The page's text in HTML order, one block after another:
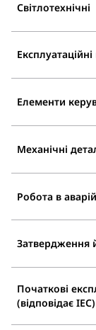
Світлотехнічні
Елементи
Механічні
Робота в
Затвердження
Початкові
(відповідає IEC)